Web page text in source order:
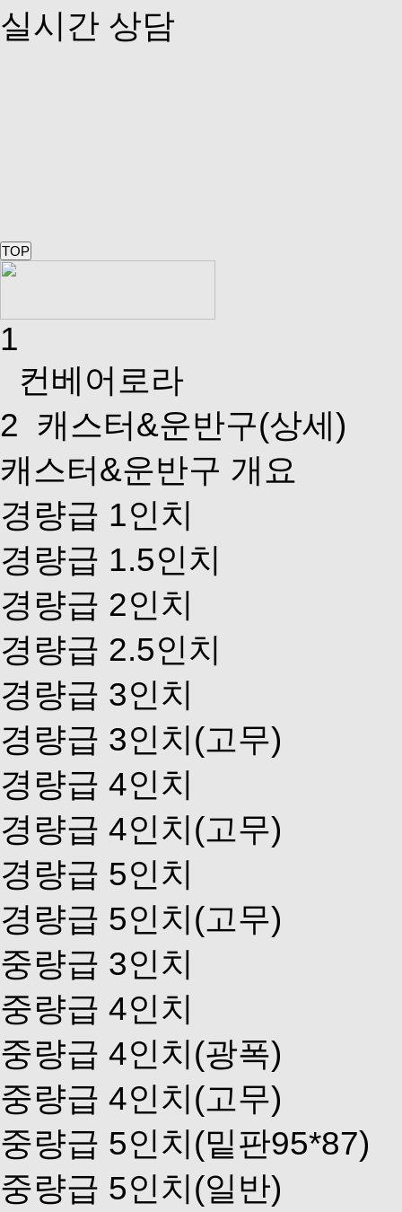
실시간 상담
TOP
1
컨베어로라
2 캐스터&운반구(상세)
캐스터&운반구 개요
경량급 1인치
경량급 1.5인치
경량급 2인치
경량급 2.5인치
경량급 3인치
경량급 3인치(고무)
경량급 4인치
경량급 4인치(고무)
경량급 5인치
경량급 5인치(고무)
중량급 3인치
중량급 4인치
중량급 4인치(광폭)
중량급 4인치(고무)
중량급 5인치(밑판95*87)
중량급 5인치(일반)